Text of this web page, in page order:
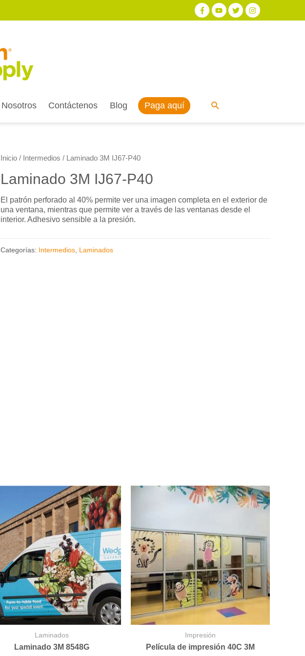
Nosotros Contáctenos Blog Paga aquí
Inicio / Intermedios / Laminado 3M IJ67-P40
Laminado 3M IJ67-P40
El patrón perforado al 40% permite ver una imagen completa en el exterior de
una ventana, mientras que permite ver a través de las ventanas desde el
interior. Adhesivo sensible a la presión.
Categorías: Intermedios Laminados
Laminados
Laminado 3M 8548G
Impresión
Película de impresión 40C 3M